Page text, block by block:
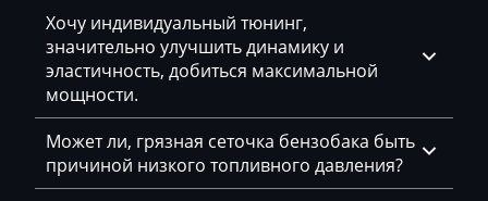
Geely
Gehl
Genie
Genset
GMC
Хочу индивидуальный тюнинг,
значительно улучшить динамику и
эластичность, добиться максимальной
мощности.
Может ли, грязная сеточка бензобака быть
причиной низкого топливного давления?